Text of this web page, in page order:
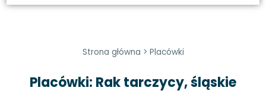
Strona główna > Placówki
Placówki: Rak tarczycy, śląskie